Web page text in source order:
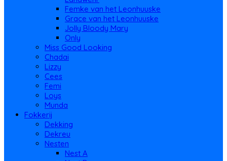
Femke van het Leonhuuske
Grace van het Leonhuuske
Jolly Bloody Mary
Only
Miss Good Looking
Chadai
Lizzy
Cees
Femi
Loys
Munda
Fokkerij
Dekking
Dekreu
Nesten
Nest A